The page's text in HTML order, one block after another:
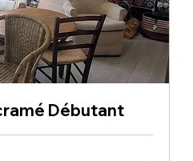
Débutant